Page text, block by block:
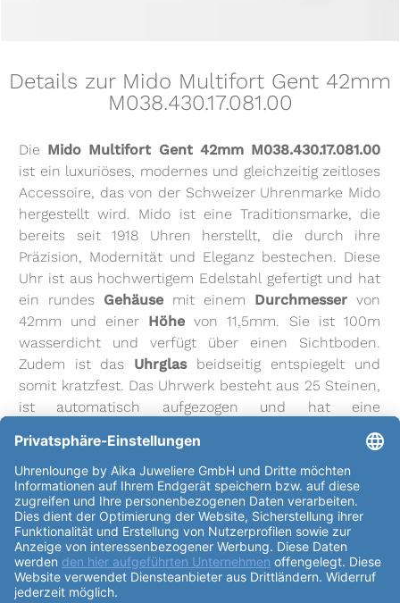
Details zur Mido Multifort Gent 42mm
M038.430.17.081.00
Die Mido Multifort Gent 42mm M038.430.17.081.00
ist ein luxuriöses, modernes und gleichzeitig zeitloses
Accessoire, das von der Schweizer Uhrenmarke Mido
hergestellt wird. Mido ist eine Traditionsmarke, die
bereits seit 1918 Uhren herstellt, die durch ihre
Präzision, Modernität und Eleganz bestechen. Diese
Uhr ist aus hochwertigem Edelstahl gefertigt und hat
ein rundes Gehäuse mit einem Durchmesser von
42mm und einer Höhe von 11,5mm. Sie ist 100m
wasserdicht und verfügt über einen Sichtboden.
Zudem ist das Uhrglasbeidseitig entspiegelt und
somit kratzfest. Das Uhrwerk besteht aus 25 Steinen,
ist automatisch aufgezogen und hat eine
Gangreserve von bis zu 80h. Es basiert auf dem ETA
C07.621 und hat 21600 Halbschwingungen pro
Stunde. DasZifferblattderMido Multifort Gent
42mm M038.430.17.081.00ist grau/schwarz und hat
Punkte und Striche als Index. Es verfügt über eine
Wochentagsanzeige, eine verschraubte Krone, eine
Datumsanzeige, eine Zentralsekunde, Leuchtzeiger,
eine Nivachron™-Unruhspirale und Leuchtindizes.